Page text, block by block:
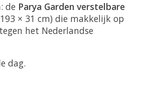
de Parya Garden verstelbare
× 31 cm) die makkelijk op
het Nederlandse
dag.